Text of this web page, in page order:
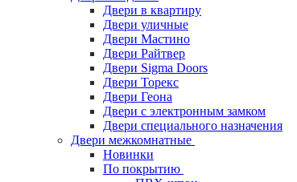
Двери в квартиру
Двери уличные
Двери Мастино
Двери Райтвер
Двери Sigma Doors
Двери Торекс
Двери Геона
Двери с электронным замком
Двери специального назначения
Двери межкомнатные
Новинки
По покрытию